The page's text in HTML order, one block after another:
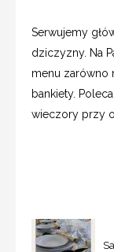
Serwujemy
dziczyzny. Na
menu zarówno
bankiety.
wieczory przy